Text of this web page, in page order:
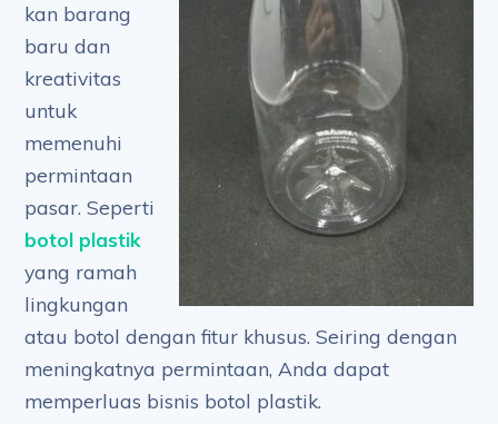
kan barang
baru dan
kreativitas
untuk
memenuhi
permintaan
pasar. Seperti
botol plastik
yang ramah
lingkungan
atau botol dengan fitur khusus. Seiring dengan
meningkatnya permintaan, Anda dapat
memperluas bisnis botol plastik.